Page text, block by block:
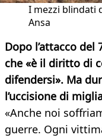
I mezzi blindati
Ansa
Dopo l’attacco
che «è il diritto di
difendersi». Ma
l’uccisione di
«Anche noi
guerre. Ogni